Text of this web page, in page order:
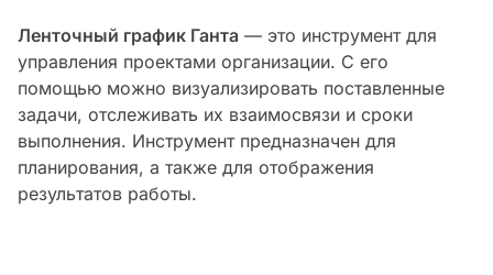
Ленточный график Ганта — это инструмент для
управления проектами организации. С его
помощью можно визуализировать поставленные
задачи, отслеживать их взаимосвязи и сроки
выполнения. Инструмент предназначен для
планирования, а также для отображения
результатов работы.